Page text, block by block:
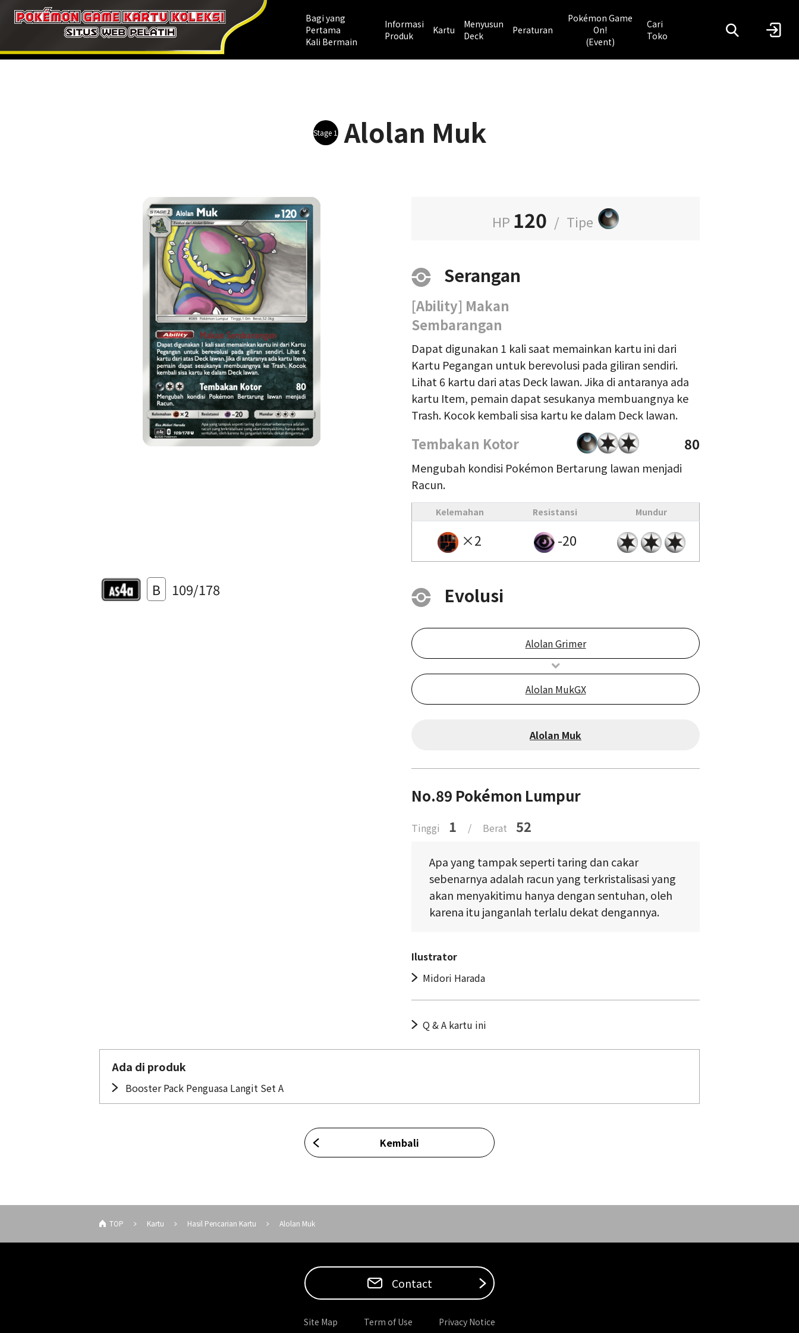
Bagi yang
Pertama
Kali Bermain
Informasi
Produk
Kartu
Menyusun
Deck
Peraturan
Pokémon Game
On!
(Event)
Cari
Toko
Stage 1Alolan Muk
HP 120 / Tipe
Serangan
[Ability] Makan
Sembarangan
Dapat digunakan 1 kali saat memainkan kartu ini dari
Kartu Pegangan untuk berevolusi pada giliran sendiri.
Lihat 6 kartu dari atas Deck lawan. Jika di antaranya ada
kartu Item, pemain dapat sesukanya membuangnya ke
Trash. Kocok kembali sisa kartu ke dalam Deck lawan.
Tembakan Kotor 80
Mengubah kondisi Pokémon Bertarung lawan menjadi
Racun.
Kelemahan Resistansi Mundur
×2 -20
B 109/178 Evolusi
Alolan Grimer
Alolan MukGX
Alolan Muk
No.89 Pokémon Lumpur
Tinggi 1 / Berat 52
Apa yang tampak seperti taring dan cakar
sebenarnya adalah racun yang terkristalisasi yang
akan menyakitimu hanya dengan sentuhan, oleh
karena itu janganlah terlalu dekat dengannya.
Ilustrator
Midori Harada
Q & A kartu ini
Ada di produk
Booster Pack Penguasa Langit Set A
Kembali
TOP Kartu Hasil Pencarian Kartu Alolan Muk
Contact
Site Map Term of Use Privacy Notice